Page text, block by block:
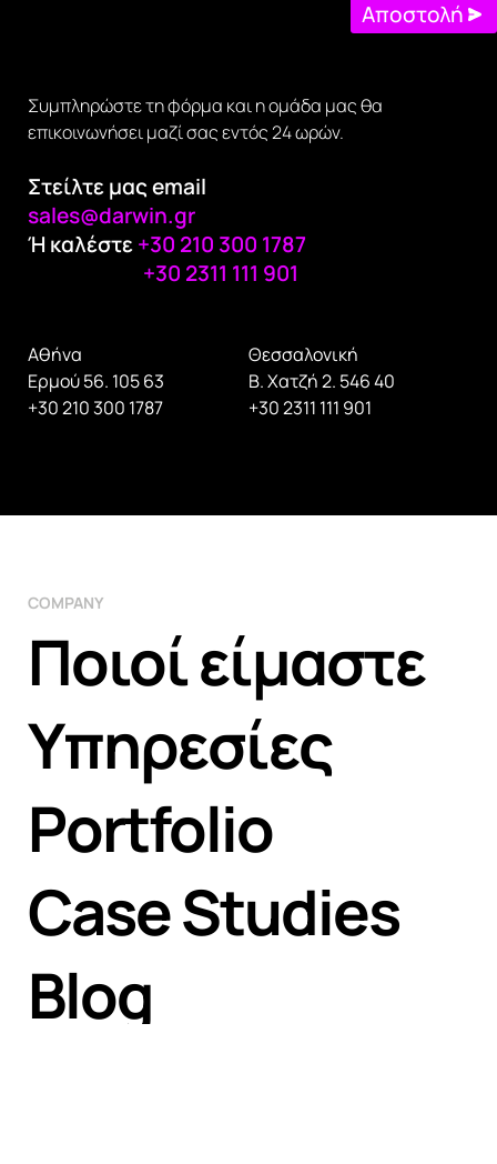
Συμπληρώστε τη φόρμα και η ομάδα μας θα
επικοινωνήσει μαζί σας εντός 24 ωρών.
Στείλτε μας email
sales@darwin.gr
Ή καλέστε+30 210 300 1787
+30 2311 111 901
Αθήνα
Ερμού 56. 105 63
+30 210 300 1787
Θεσσαλονική
Β. Χατζή 2. 546 40
+30 2311 111 901
Αποστολή
COMPANY
Ποιοί είμαστε
Υπηρεσίες
Portfolio
Case Studies
Blog